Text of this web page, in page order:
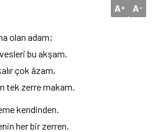
A+ A-
olan adam;
bu akşam.
çok âzam,
tek zerre makam.
kendinden.
her bir zerren.